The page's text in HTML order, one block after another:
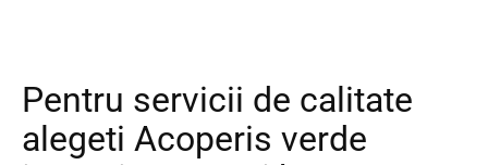
Pentru servicii de calitate
alegeti Acoperis verde